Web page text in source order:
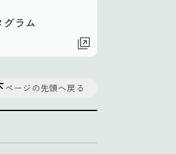
ページの先頭へ戻る